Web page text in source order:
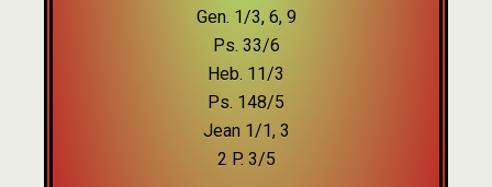
Gen. 1/3, 6, 9
Ps. 33/6
Heb. 11/3
Ps. 148/5
Jean 1/1, 3
2 P. 3/5